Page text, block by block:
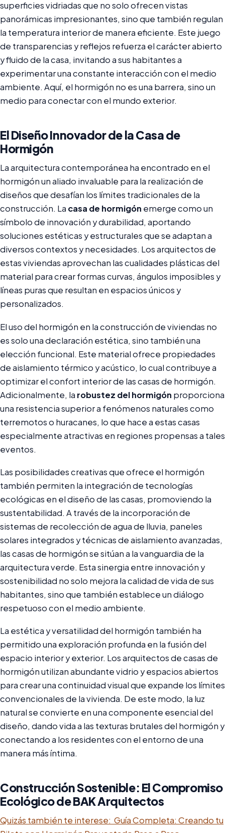
superficies vidriadas que no solo ofrecen vistas
panorámicas impresionantes, sino que también regulan
la temperatura interior de manera eficiente. Este juego
de transparencias y reflejos refuerza el carácter abierto
y fluido de la casa, invitando a sus habitantes a
experimentar una constante interacción con el medio
ambiente. Aquí, el hormigón no es una barrera, sino un
medio para conectar con el mundo exterior.
El Diseño Innovador de la Casa de
Hormigón
La arquitectura contemporánea ha encontrado en el
hormigón un aliado invaluable para la realización de
diseños que desafían los límites tradicionales de la
construcción. La casa de hormigón emerge como un
símbolo de innovación y durabilidad, aportando
soluciones estéticas y estructurales que se adaptan a
diversos contextos y necesidades. Los arquitectos de
estas viviendas aprovechan las cualidades plásticas del
material para crear formas curvas, ángulos imposibles y
líneas puras que resultan en espacios únicos y
personalizados.
El uso del hormigón en la construcción de viviendas no
es solo una declaración estética, sino también una
elección funcional. Este material ofrece propiedades
de aislamiento térmico y acústico, lo cual contribuye a
optimizar el confort interior de las casas de hormigón.
Adicionalmente, la robustez del hormigón proporciona
una resistencia superior a fenómenos naturales como
terremotos o huracanes, lo que hace a estas casas
especialmente atractivas en regiones propensas a tales
eventos.
Las posibilidades creativas que ofrece el hormigón
también permiten la integración de tecnologías
ecológicas en el diseño de las casas, promoviendo la
sustentabilidad. A través de la incorporación de
sistemas de recolección de agua de lluvia, paneles
solares integrados y técnicas de aislamiento avanzadas,
las casas de hormigón se sitúan a la vanguardia de la
arquitectura verde. Esta sinergia entre innovación y
sostenibilidad no solo mejora la calidad de vida de sus
habitantes, sino que también establece un diálogo
respetuoso con el medio ambiente.
La estética y versatilidad del hormigón también ha
permitido una exploración profunda en la fusión del
espacio interior y exterior. Los arquitectos de casas de
hormigón utilizan abundante vidrio y espacios abiertos
para crear una continuidad visual que expande los límites
convencionales de la vivienda. De este modo, la luz
natural se convierte en una componente esencial del
diseño, dando vida a las texturas brutales del hormigón y
conectando a los residentes con el entorno de una
manera más íntima.
Construcción Sostenible: El Compromiso
Ecológico de BAK Arquitectos
Quizás también te interese: Guía Completa: Creando tu